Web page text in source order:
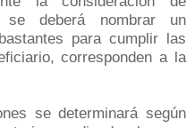
se deberá nombrar un
para cumplir las
corresponden a la
se determinará según